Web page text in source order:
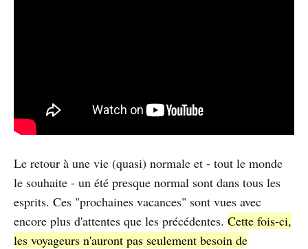
Le retour à une vie (quasi) normale et - tout le monde
le souhaite - un été presque normal sont dans tous les
esprits. Ces "prochaines vacances" sont vues avec
encore plus d'attentes que les précédentes. Cette fois-ci,
les voyageurs n'auront pas seulement besoin de